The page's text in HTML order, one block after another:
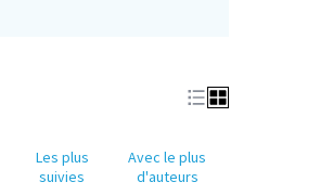
Les plus
suivies
Avec le plus
d'auteurs